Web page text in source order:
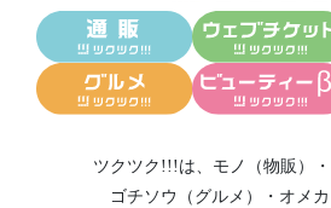
ツクツク!!!は、 モノ（物販） ・
ゴチソウ（グルメ）
・ オメカ